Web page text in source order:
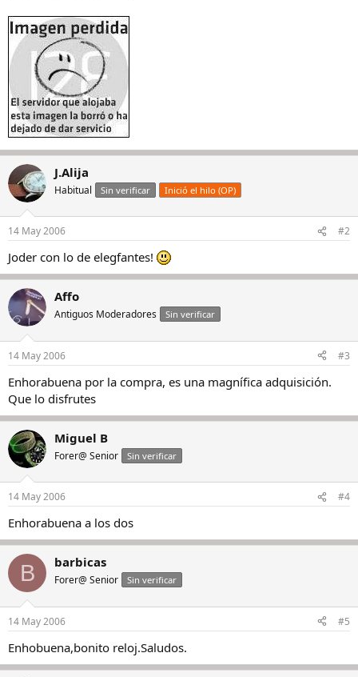
J.Alija
Habitual Sin verificar Inició el hilo (OP)
14 May 2006 #2
Joder con lo de elegfantes!
Affo
Antiguos Moderadores Sin verificar
14 May 2006 #3
Enhorabuena por la compra, es una magnífica adquisición.
Que lo disfrutes
Miguel B
Forer@ Senior Sin verificar
14 May 2006 #4
Enhorabuena a los dos
B barbicas
Forer@ Senior Sin verificar
14 May 2006 #5
Enhobuena,bonito reloj.Saludos.